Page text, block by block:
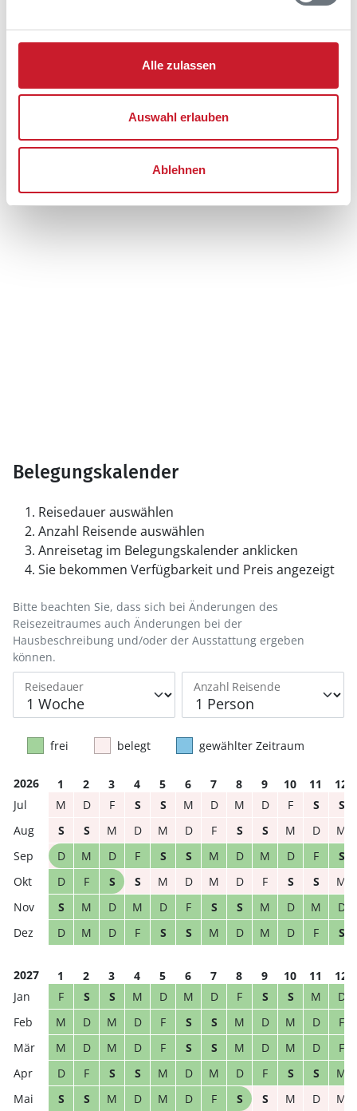
Alle zulassen
Auswahl erlauben
Ablehnen
Adresse
Stenkisten 108
Belegungskalender
Reisedauer auswählen
Anzahl Reisende auswählen
Anreisetag im Belegungskalender anklicken
Sie bekommen Verfügbarkeit und Preis angezeigt
Reisedauer Anzahl Reisende
Bitte beachten Sie, dass sich bei Änderungen des
Reisezeitraumes auch Änderungen bei der
Hausbeschreibung und/oder der Ausstattung ergeben
können.
frei belegt gewählter Zeitraum
2026 1 2 3 4 5 6 7 8 9 10 11
12
M
D F S S M D M D F S
S
S
S M D M D F S S M D
M
D
M D F S S M D M D F
S
D
F S S M D M D F S S
M
S
M D M D F S S M D M
D
D
M D F S S M D M D F S
2027 1 2 3 4 5 6 7 8 9 10 11
12
F
S S M D M D F S S M
D
M
D M D F S S M D M D
F
M
D M D F S S M D M D
F
D
F S S M D M D F S S
M
S
S M D M D F S S M D M